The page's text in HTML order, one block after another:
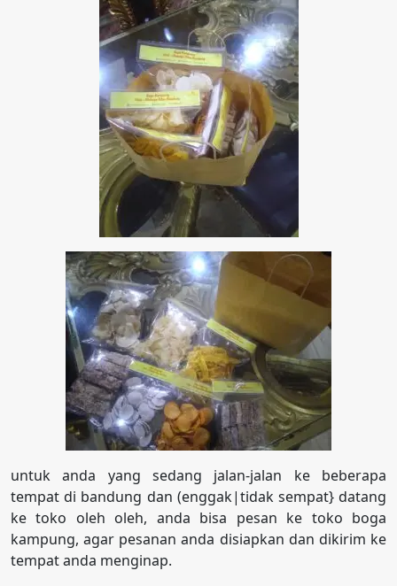
untuk anda yang sedang jalan-jalan ke beberapa
tempat di bandung dan (enggak|tidak sempat} datang
ke toko oleh oleh, anda bisa pesan ke toko boga
kampung, agar pesanan anda disiapkan dan dikirim ke
tempat anda menginap.